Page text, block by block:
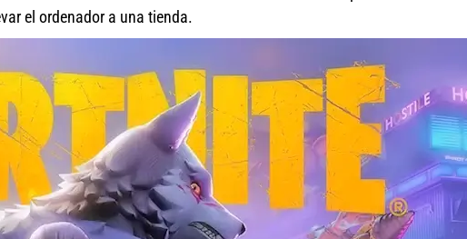
el ordenador a una tienda.